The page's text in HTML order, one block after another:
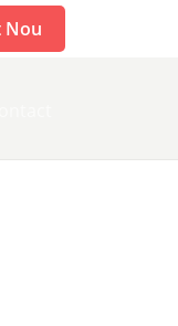
Nou